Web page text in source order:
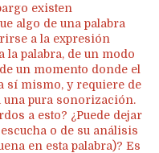
existen
algo de una palabra
a la expresión
la palabra, de un modo
un momento donde el
sí mismo, y requiere de
una pura sonorización.
a esto? ¿Puede dejar
o de su análisis
en esta palabra)? Es